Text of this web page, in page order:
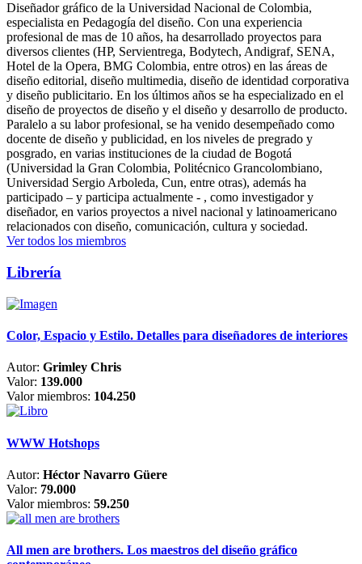
Diseñador gráfico de la Universidad Nacional de Colombia,
especialista en Pedagogía del diseño. Con una experiencia
profesional de mas de 10 años, ha desarrollado proyectos para
diversos clientes (HP, Servientrega, Bodytech, Andigraf, SENA,
Hotel de la Opera, BMG Colombia, entre otros) en las áreas de
diseño editorial, diseño multimedia, diseño de identidad corporativa
y diseño publicitario. En los últimos años se ha especializado en el
diseño de proyectos de diseño y el diseño y desarrollo de producto.
Paralelo a su labor profesional, se ha venido desempeñado como
docente de diseño y publicidad, en los niveles de pregrado y
posgrado, en varias instituciones de la ciudad de Bogotá
(Universidad la Gran Colombia, Politécnico Grancolombiano,
Universidad Sergio Arboleda, Cun, entre otras), además ha
participado – y participa actualmente - , como investigador y
diseñador, en varios proyectos a nivel nacional y latinoamericano
relacionados con diseño, comunicación, cultura y sociedad.
Ver todos los miembros
Librería
Color, Espacio y Estilo. Detalles para diseñadores de interiores
Autor: Grimley Chris
Valor: 139.000
Valor miembros: 104.250
WWW Hotshops
Autor: Héctor Navarro Güere
Valor: 79.000
Valor miembros: 59.250
All men are brothers. Los maestros del diseño gráfico